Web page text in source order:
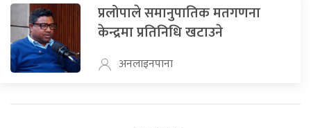
प्रलोपाले समानुपातिक मतगणना
केन्द्रमा प्रतिनिधि खटाउने
अनलाइनपाना